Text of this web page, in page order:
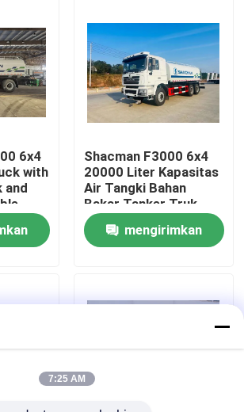
6x4
with
and
Shacman F3000 6x4
20000 Liter Kapasitas
Air Tangki Bahan
Bakar Tanker Truk
Untuk Pengangkutan
Minyakmengirimkan
7:25 AM